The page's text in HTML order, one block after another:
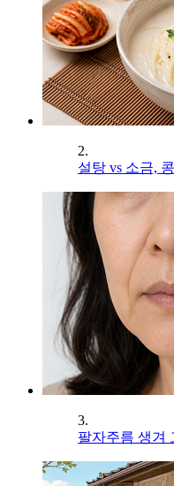
2.
설탕 vs 소금,
3.
팔자주름 생겨